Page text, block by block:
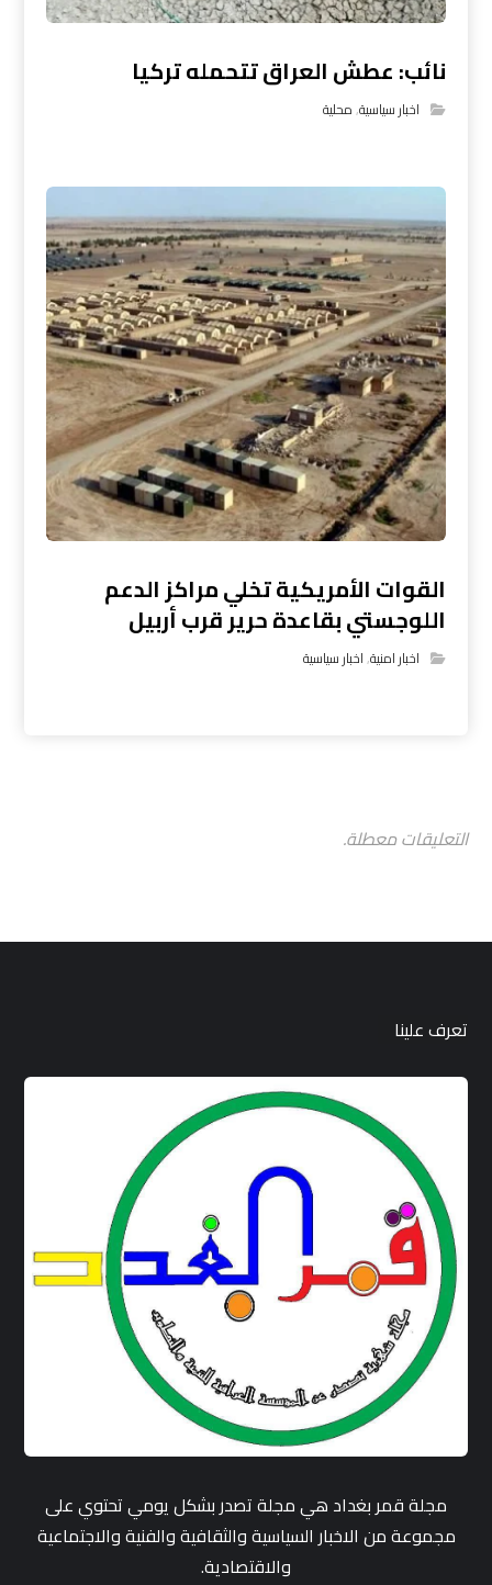
نائب: عطش العراق تتحمله تركيا
اخبار سياسية,محلية
القوات الأمريكية تخلي مراكز الدعم
اللوجستي بقاعدة حرير قرب أربيل
اخبار امنية,اخبار سياسية
التعليقات معطلة.
تعرف علينا
مجلة قمر بغداد هي مجلة تصدر بشكل يومي تحتوي على
مجموعة من الاخبار السياسية والثقافية والفنية والاجتماعية
والاقتصادية.